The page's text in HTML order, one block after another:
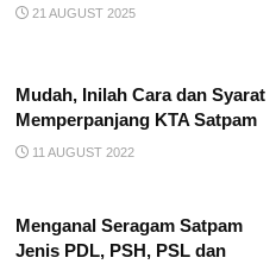
21 AUGUST 2025
Mudah, Inilah Cara dan Syarat
Memperpanjang KTA Satpam
11 AUGUST 2022
Menganal Seragam Satpam
Jenis PDL, PSH, PSL dan